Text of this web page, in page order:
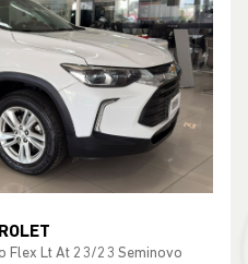
Flex Lt At 23/23 Seminovo
Tribobo
2023/2023